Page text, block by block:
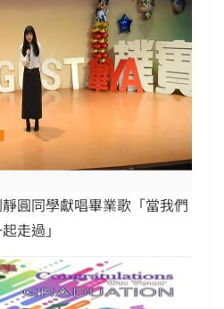
圓同學獻唱畢業歌「當我們
走過」